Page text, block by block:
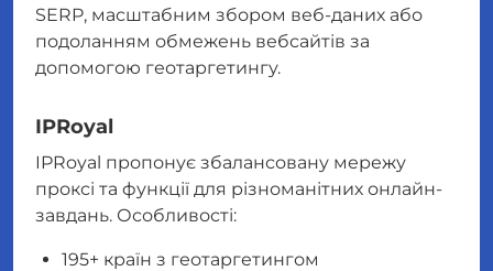
SERP, масштабним збором веб-даних або
подоланням обмежень вебсайтів за
допомогою геотаргетингу.
IPRoyal
IPRoyal пропонує збалансовану мережу
проксі та функції для різноманітних онлайн-
завдань. Особливості:
195+ країн з геотаргетингом